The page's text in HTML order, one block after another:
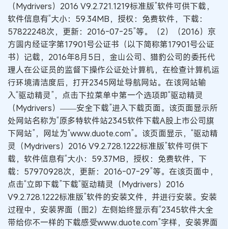
（Mydrivers）2016 V9.2.721.1219标准版”软件可供下载，
软件信息有“大小：59.34MB，授权：免费软件，下载：
57822248次，更新：2016-07-25”等。（2）（2016）京
方圆内经证字第17901号公证书（以下简称第17901号公证
书）记载，2016年8月5日，金山公司、猎豹公司的委托代
理人在公证员的监督下操作公证处计算机，在检查计算机运
行环境清洁度后，打开2345网址导航网站。在该网站输
入“驱动精灵”，点击下拉菜单中第一个选项即“驱动精灵
（Mydrivers）——安全下载”进入下载页面。该页面显示所
处网站名称为“原多特软件站2345软件下载A股上市公司旗
下网站”，网址为“www.duote.com”。该页面显示，“驱动精
灵（Mydrivers）2016 V9.2.728.1222标准版”软件可供下
载，软件信息有“大小：59.37MB，授权：免费软件，下
载：57970928次，更新：2016-07-29”等。在该页面中，
点击“立即下载”下载“驱动精灵（Mydrivers）2016
V9.2.728.1222标准版”软件的安装文件，并进行安装。安装
过程中，安装界面（图2）左侧始终显示有“2345软件大全
带给你不一样的下载感受www.duote.com”字样，安装界面